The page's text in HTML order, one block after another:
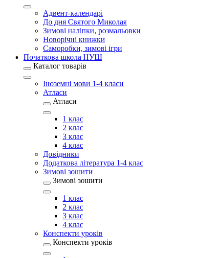
Адвент-календарі
До дня Святого Миколая
Зимові наліпки, розмальовки
Новорічні книжки
Саморобки, зимові ігри
Початкова школа НУШ
Каталог товарів
Іноземні мови 1-4 класи
Атласи
Атласи
1 клас
2 клас
3 клас
4 клас
Довідники
Додаткова література 1-4 клас
Зимові зошити
Зимові зошити
1 клас
2 клас
3 клас
4 клас
Конспекти уроків
Конспекти уроків